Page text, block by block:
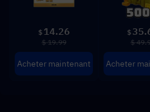
$ 14.26
$ 19.99
Acheter maintenant
$
$
Acheter